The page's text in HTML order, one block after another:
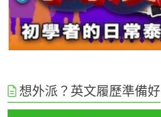
想外派？英文履歷準備好